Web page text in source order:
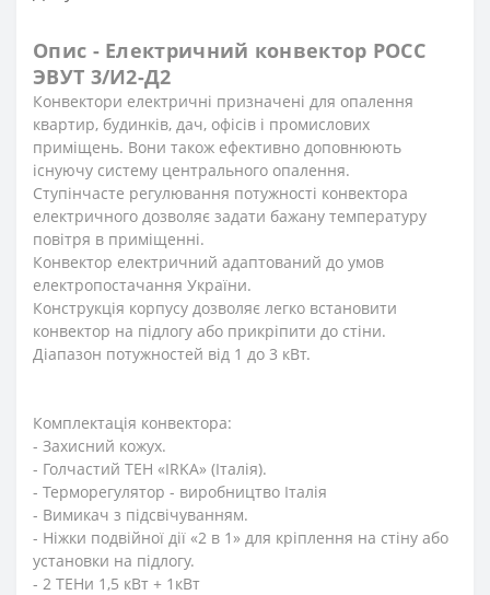
Опис - Електричний конвектор РОСС
ЭВУТ 3/И2-Д2
Конвектори електричні призначені для опалення
квартир, будинків, дач, офісів і промислових
приміщень. Вони також ефективно доповнюють
існуючу систему центрального опалення.
Ступінчасте регулювання потужності конвектора
електричного дозволяє задати бажану температуру
повітря в приміщенні.
Конвектор електричний адаптований до умов
електропостачання України.
Конструкція корпусу дозволяє легко встановити
конвектор на підлогу або прикріпити до стіни.
Діапазон потужностей від 1 до 3 кВт.
Комплектація конвектора:
- Захисний кожух.
- Голчастий ТЕН «IRKA» (Італія).
- Терморегулятор - виробництво Італія
- Вимикач з підсвічуванням.
- Ніжки подвійної дії «2 в 1» для кріплення на стіну або
установки на підлогу.
- 2 ТЕНи 1,5 кВт + 1кВт